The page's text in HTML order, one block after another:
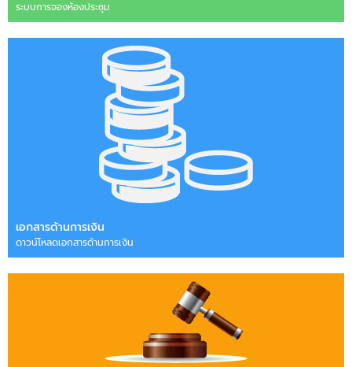
ระบบการจองห้องประชุม
เอกสารด้านการเงิน
ดาวน์โหลดเอกสารด้านการเงิน